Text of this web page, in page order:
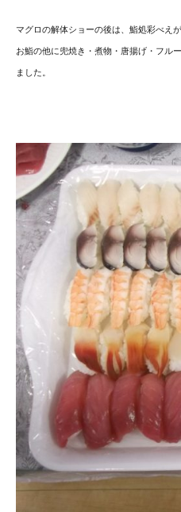
マグロの解体ショーの後は、鮨処彩べえが
お鮨の他に兜焼き・煮物・唐揚げ・フル
ました。